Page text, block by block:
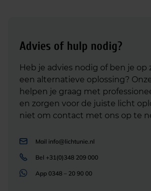
Advies of hulp nodig?
Heb je advies nodig of ben je op
een alternatieve oplossing?
helpen je graag met
en zorgen voor de juiste licht
niet om contact met ons op te
Mail info@lichtunie.nl
Bel +31(0)348 209 000
App 0348 – 20 90 00